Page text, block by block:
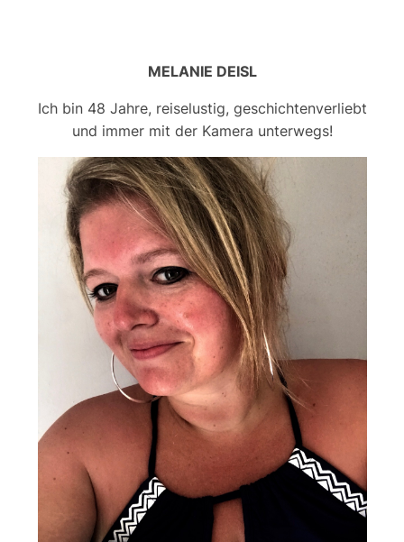
MELANIE DEISL
Ich bin 48 Jahre, reiselustig, geschichtenverliebt
und immer mit der Kamera unterwegs!